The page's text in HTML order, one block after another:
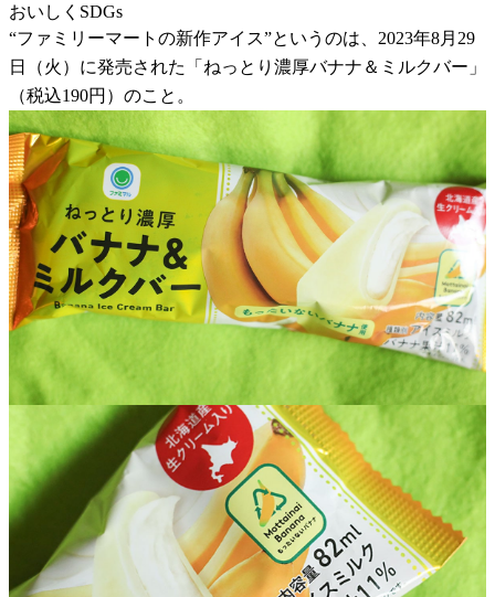
おいしくSDGs
“ファミリーマートの新作アイス”というのは、2023年8月29
日（火）に発売された「ねっとり濃厚バナナ＆ミルクバー」
（税込190円）のこと。